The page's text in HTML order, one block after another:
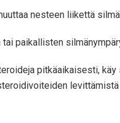
nesteen liikettä
paikallisten
pitkäaikaisesti,
levittämistä